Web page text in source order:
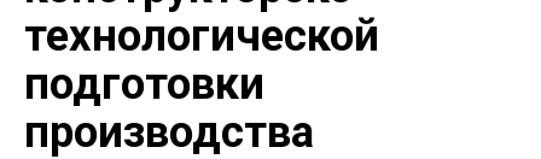
технологической
подготовки
производства